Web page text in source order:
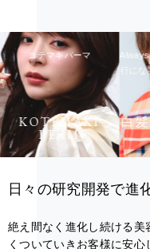
コテマキパーマ
KOTEMAKI
PERM
行に
白
日々の研究開発で進
絶え間なく進化し続ける
くついていきお客様に安